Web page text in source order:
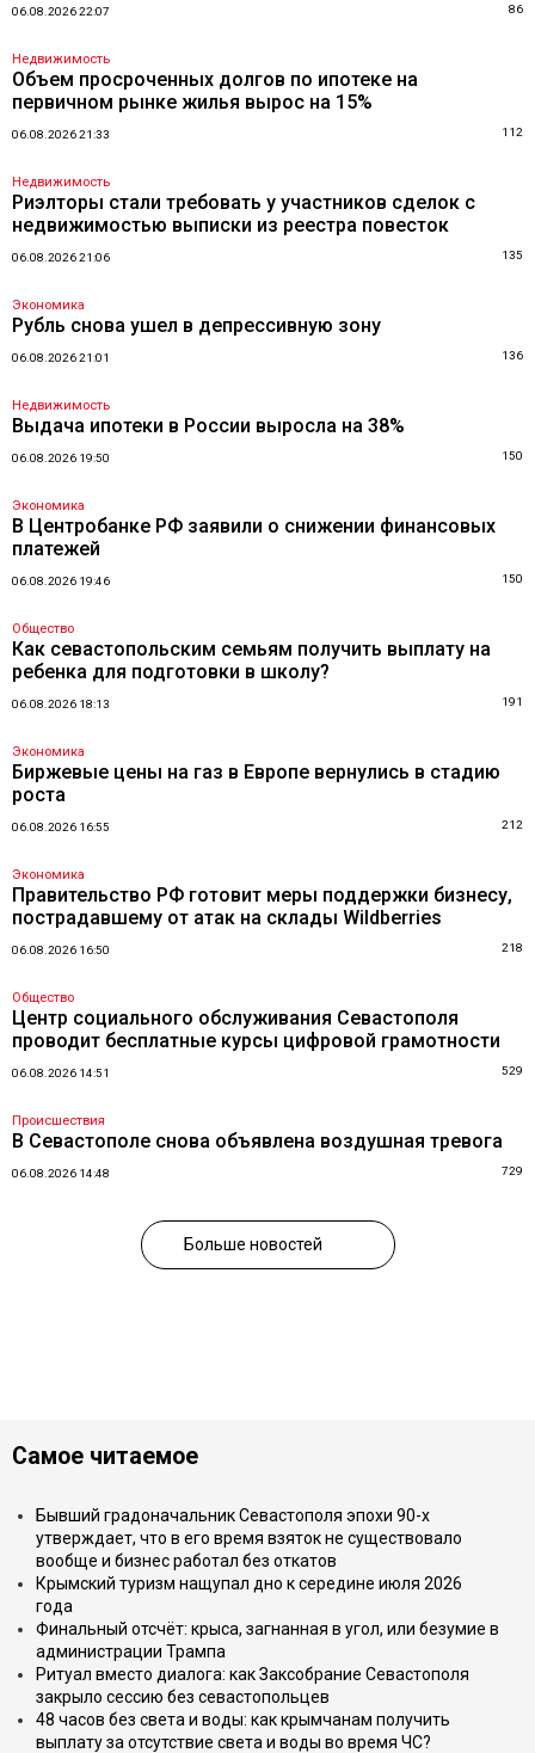
06.08.2026 22:07 86
Недвижимость
Объем просроченных долгов по ипотеке на
первичном рынке жилья вырос на 15%
06.08.2026 21:33 112
Недвижимость
Риэлторы стали требовать у участников сделок с
недвижимостью выписки из реестра повесток
06.08.2026 21:06 135
Экономика
Рубль снова ушел в депрессивную зону
06.08.2026 21:01 136
Недвижимость
Выдача ипотеки в России выросла на 38%
06.08.2026 19:50 150
Экономика
В Центробанке РФ заявили о снижении финансовых
платежей
06.08.2026 19:46 150
Общество
Как севастопольским семьям получить выплату на
ребенка для подготовки в школу?
06.08.2026 18:13 191
Экономика
Биржевые цены на газ в Европе вернулись в стадию
роста
06.08.2026 16:55 212
Экономика
Правительство РФ готовит меры поддержки бизнесу,
пострадавшему от атак на склады Wildberries
06.08.2026 16:50 218
Общество
Центр социального обслуживания Севастополя
проводит бесплатные курсы цифровой грамотности
06.08.2026 14:51 529
Происшествия
В Севастополе снова объявлена воздушная тревога
06.08.2026 14:48 729
Больше новостей
Самое читаемое
Бывший градоначальник Севастополя эпохи 90-х
утверждает, что в его время взяток не существовало
вообще и бизнес работал без откатов
Крымский туризм нащупал дно к середине июля 2026
года
Финальный отсчёт: крыса, загнанная в угол, или безумие в
администрации Трампа
Ритуал вместо диалога: как Заксобрание Севастополя
закрыло сессию без севастопольцев
48 часов без света и воды: как крымчанам получить
выплату за отсутствие света и воды во время ЧС?